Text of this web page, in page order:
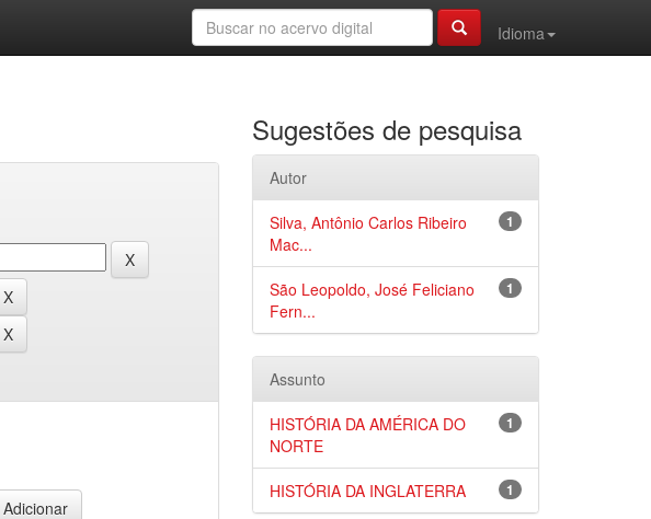
Idioma
Sugestões de pesquisa
Autor
1
Silva, Antônio Carlos Ribeiro
Mac...
1
São Leopoldo, José Feliciano
Fern...
Assunto
1
HISTÓRIA DA AMÉRICA DO
NORTE
1
HISTÓRIA DA INGLATERRA